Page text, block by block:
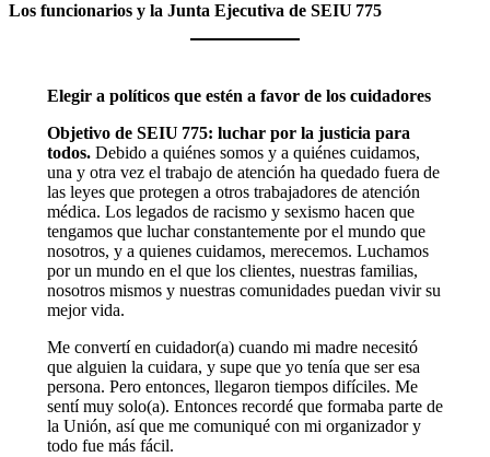
Los funcionarios y la Junta Ejecutiva de SEIU 775
Elegir a políticos que estén a favor de los cuidadores
Objetivo de SEIU 775: luchar por la justicia para
todos. Debido a quiénes somos y a quiénes cuidamos,
una y otra vez el trabajo de atención ha quedado fuera de
las leyes que protegen a otros trabajadores de atención
médica. Los legados de racismo y sexismo hacen que
tengamos que luchar constantemente por el mundo que
nosotros, y a quienes cuidamos, merecemos. Luchamos
por un mundo en el que los clientes, nuestras familias,
nosotros mismos y nuestras comunidades puedan vivir su
mejor vida.
Me convertí en cuidador(a) cuando mi madre necesitó
que alguien la cuidara, y supe que yo tenía que ser esa
persona. Pero entonces, llegaron tiempos difíciles. Me
sentí muy solo(a). Entonces recordé que formaba parte de
la Unión, así que me comuniqué con mi organizador y
todo fue más fácil.